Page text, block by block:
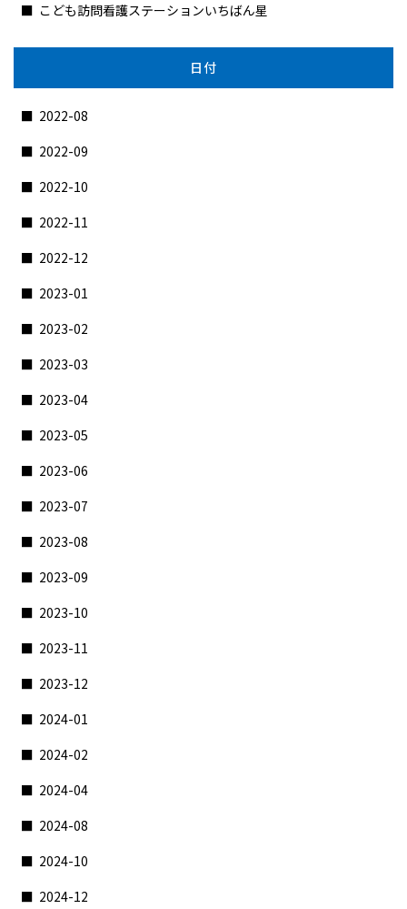
こども訪問看護ステーションいちばん星
日付
2022-08
2022-09
2022-10
2022-11
2022-12
2023-01
2023-02
2023-03
2023-04
2023-05
2023-06
2023-07
2023-08
2023-09
2023-10
2023-11
2023-12
2024-01
2024-02
2024-04
2024-08
2024-10
2024-12